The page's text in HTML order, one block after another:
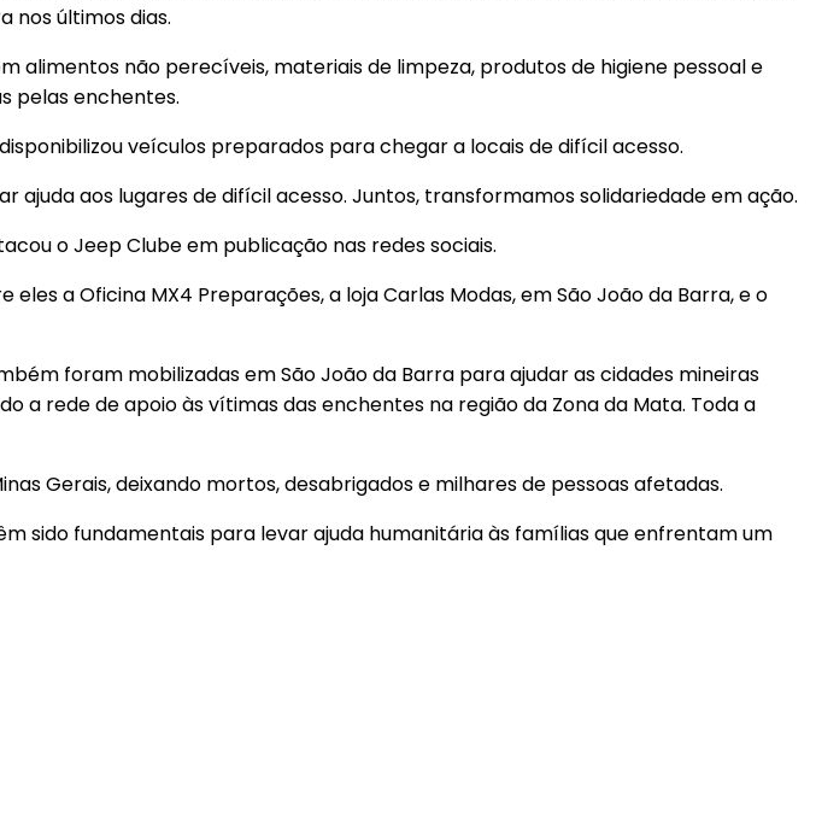
nos últimos dias.
alimentos não perecíveis, materiais de limpeza, produtos de higiene pessoal e
pelas enchentes.
veículos preparados para chegar a locais de difícil acesso.
ajuda aos lugares de difícil acesso. Juntos, transformamos solidariedade em ação.
o Jeep Clube em publicação nas redes sociais.
a Oficina MX4 Preparações, a loja Carlas Modas, em São João da Barra, e o
foram mobilizadas em São João da Barra para ajudar as cidades mineiras
a rede de apoio às vítimas das enchentes na região da Zona da Mata. Toda a
Gerais, deixando mortos, desabrigados e milhares de pessoas afetadas.
sido fundamentais para levar ajuda humanitária às famílias que enfrentam um